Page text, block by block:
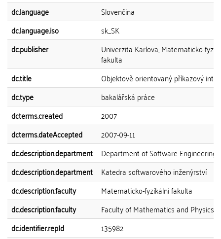
dc.language
Slovenčina
dc.language.iso
sk_SK
dc.publisher
Univerzita Karlova, Matematicko-
fakulta
dc.title
Objektově orientovaný příkazový
dc.type
bakalářská práce
dcterms.created
2007
dcterms.dateAccepted
2007-09-11
dc.description.department
Department of Software Engineering
dc.description.department
Katedra softwarového inženýrství
dc.description.faculty
Matematicko-fyzikální fakulta
dc.description.faculty
Faculty of Mathematics and Physics
dc.identifier.repId
135982